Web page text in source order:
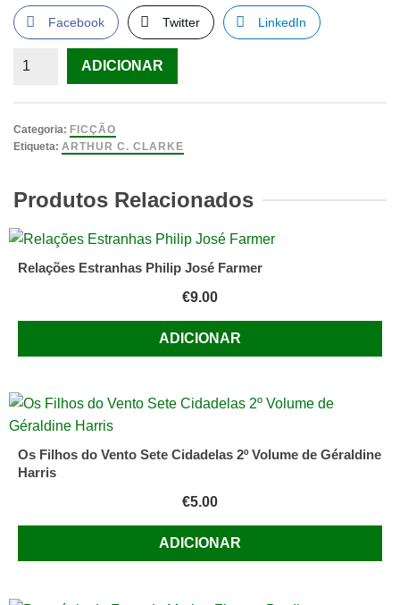
Facebook Twitter LinkedIn
Quantidade
a
Cabeça
Lua,
única
em
os
40
da
Lua.
ADICIONAR
Categoria: FICÇÃO
Etiqueta: ARTHUR C. CLARKE
Produtos Relacionados
Relações Estranhas Philip José Farmer
€9.00
ADICIONAR
Os Filhos do Vento Sete Cidadelas 2º Volume de Géraldine
Harris
€5.00
ADICIONAR